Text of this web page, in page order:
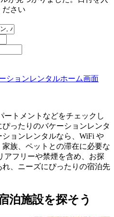
ださい
ションレンタルホーム画面
ートメントなどをチェックし
ったりのバケーションレンタ
ョンレンタルなら、WiFi や
族、ペットとの滞在に必要な
アフリーや禁煙を含め、お探
、ニーズにぴったりの宿泊先
泊施設を探そう